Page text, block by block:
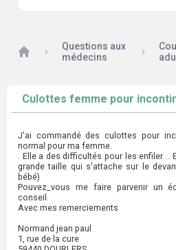
Accueil
Questions aux
médecins
Culottes femme pour
J'ai commandé des culottes pour
normal pour ma femme.
. Elle a des difficultés pour les enfiler ..
grande taille qui s'attache sur le
bébé)
Pouvez_vous me faire parvenir un
conseil.
Avec mes remerciements
Normand jean paul
1, rue de la cure